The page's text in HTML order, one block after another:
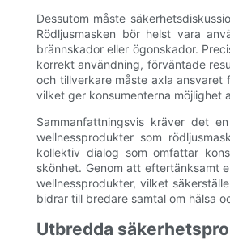
Dessutom måste
Rödljusmasken bör helst vara
brännskador eller ögonskador.
korrekt användning, förväntade
och tillverkare måste axla
vilket ger konsumenterna möjlighet
Sammanfattningsvis kräver det
wellnessprodukter som
kollektiv dialog som omfattar
skönhet. Genom att eftertänksamt
wellnessprodukter, vilket
bidrar till bredare samtal om hälsa
Utbredda